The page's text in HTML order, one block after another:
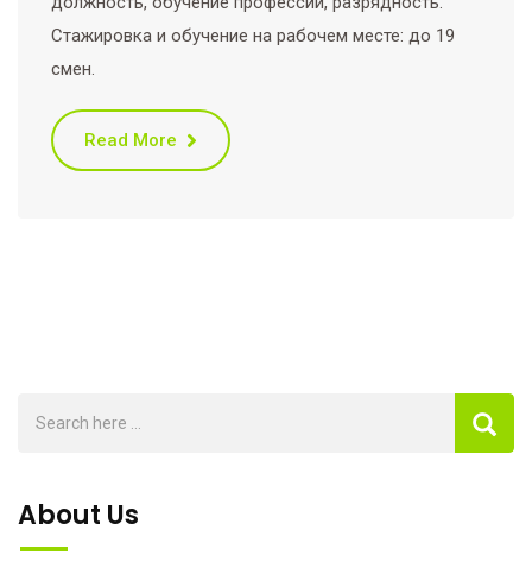
Стажировка и обучение на рабочем месте: до 19
смен.
Read More
About Us